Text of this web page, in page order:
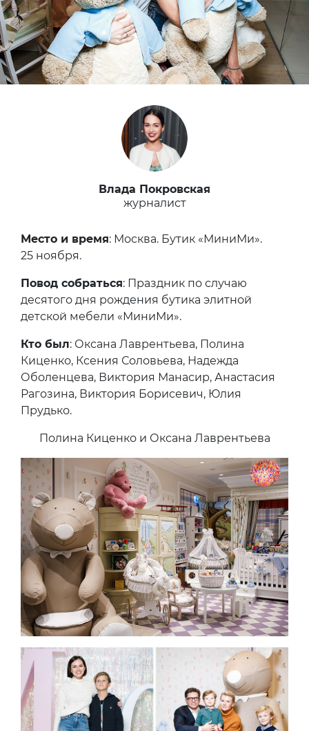
Влада Покровская
журналист
Место и время: Москва. Бутик «МиниМи».
25 ноября.
Повод собраться: Праздник по случаю
десятого дня рождения бутика элитной
детской мебели «МиниМи».
Кто был: Оксана Лаврентьева, Полина
Киценко, Ксения Соловьева, Надежда
Оболенцева, Виктория Манасир, Анастасия
Рагозина, Виктория Борисевич, Юлия
Прудько.
Полина Киценко и Оксана Лаврентьева